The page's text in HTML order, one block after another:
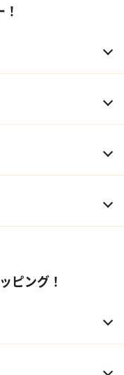
3,000～5,000円
5,000円程度
ピング！